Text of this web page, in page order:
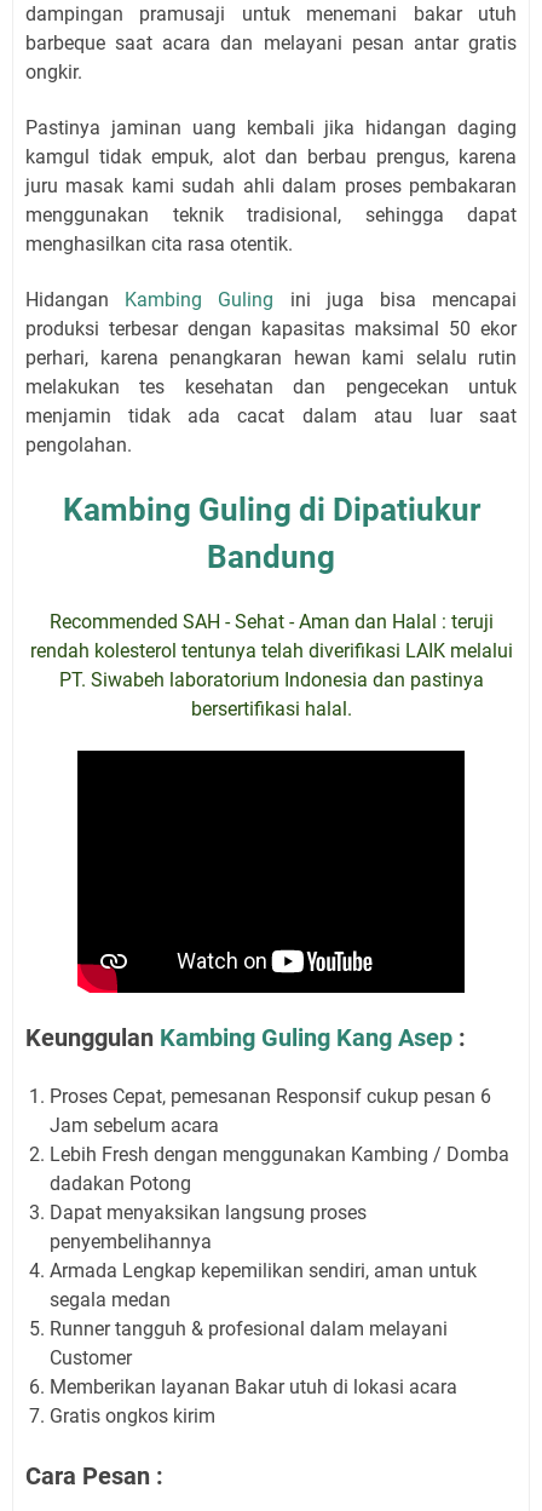
dampingan pramusaji untuk menemani bakar utuh
barbeque saat acara dan melayani pesan antar gratis
ongkir.
Pastinya jaminan uang kembali jika hidangan daging
kamgul tidak empuk, alot dan berbau prengus, karena
juru masak kami sudah ahli dalam proses pembakaran
menggunakan teknik tradisional, sehingga dapat
menghasilkan cita rasa otentik.
Hidangan Kambing Guling ini juga bisa mencapai
produksi terbesar dengan kapasitas maksimal 50 ekor
perhari, karena penangkaran hewan kami selalu rutin
melakukan tes kesehatan dan pengecekan untuk
menjamin tidak ada cacat dalam atau luar saat
pengolahan.
Kambing Guling di Dipatiukur
Bandung
Recommended SAH - Sehat - Aman dan Halal : teruji
rendah kolesterol tentunya telah diverifikasi LAIK melalui
PT. Siwabeh laboratorium Indonesia dan pastinya
bersertifikasi halal.
Keunggulan Kambing Guling Kang Asep :
Proses Cepat, pemesanan Responsif cukup pesan 6
Jam sebelum acara
Lebih Fresh dengan menggunakan Kambing / Domba
dadakan Potong
Dapat menyaksikan langsung proses
penyembelihannya
Armada Lengkap kepemilikan sendiri, aman untuk
segala medan
Runner tangguh & profesional dalam melayani
Customer
Memberikan layanan Bakar utuh di lokasi acara
Gratis ongkos kirim
Cara Pesan :